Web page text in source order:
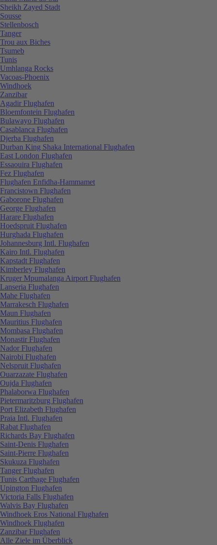
Sheikh Zayed Stadt
Sousse
Stellenbosch
Tanger
Trou aux Biches
Tsumeb
Tunis
Umhlanga Rocks
Vacoas-Phoenix
Windhoek
Zanzibar
Agadir Flughafen
Bloemfontein Flughafen
Bulawayo Flughafen
Casablanca Flughafen
Djerba Flughafen
Durban King Shaka International Flughafen
East London Flughafen
Essaouira Flughafen
Fez Flughafen
Flughafen Enfidha-Hammamet
Francistown Flughafen
Gaborone Flughafen
George Flughafen
Harare Flughafen
Hoedspruit Flughafen
Hurghada Flughafen
Johannesburg Intl. Flughafen
Kairo Intl. Flughafen
Kapstadt Flughafen
Kimberley Flughafen
Kruger Mpumalanga Airport Flughafen
Lanseria Flughafen
Mahe Flughafen
Marrakesch Flughafen
Maun Flughafen
Mauritius Flughafen
Mombasa Flughafen
Monastir Flughafen
Nador Flughafen
Nairobi Flughafen
Nelspruit Flughafen
Ouarzazate Flughafen
Oujda Flughafen
Phalaborwa Flughafen
Pietermaritzburg Flughafen
Port Elizabeth Flughafen
Praia Intl. Flughafen
Rabat Flughafen
Richards Bay Flughafen
Saint-Denis Flughafen
Saint-Pierre Flughafen
Skukuza Flughafen
Tanger Flughafen
Tunis Carthage Flughafen
Upington Flughafen
Victoria Falls Flughafen
Walvis Bay Flughafen
Windhoek Eros National Flughafen
Windhoek Flughafen
Zanzibar Flughafen
Alle Ziele im Überblick